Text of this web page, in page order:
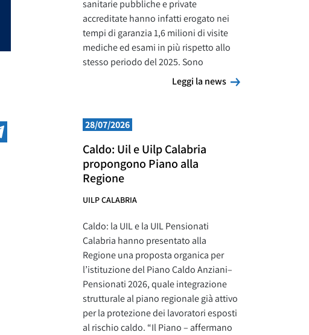
sanitarie pubbliche e private
accreditate hanno infatti erogato nei
tempi di garanzia 1,6 milioni di visite
mediche ed esami in più rispetto allo
stesso periodo del 2025. Sono
Leggi la news
Leggi la news
28/07/2026
Caldo: Uil e Uilp Calabria
propongono Piano alla
Regione
UILP CALABRIA
Caldo: la UIL e la UIL Pensionati
Calabria hanno presentato alla
Regione una proposta organica per
l’istituzione del Piano Caldo Anziani–
Pensionati 2026, quale integrazione
strutturale al piano regionale già attivo
per la protezione dei lavoratori esposti
al rischio caldo. “Il Piano – affermano